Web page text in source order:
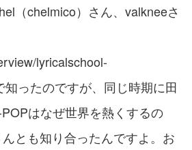
（chelmico）さん、valkneeさ
lyricalschool-
知ったのですが、同じ時期に田
はなぜ世界を熱くするの
とも知り合ったんですよ。お